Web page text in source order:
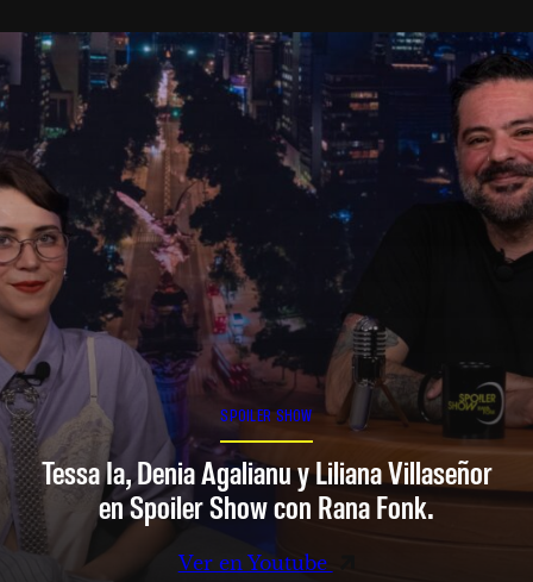
SPOILER SHOW
Tessa Ia, Denia Agalianu y Liliana Villaseñor
en Spoiler Show con Rana Fonk.
Ver en Youtube